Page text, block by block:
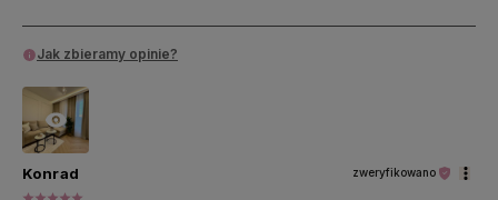
Jak zbieramy opinie?
Konrad zweryfikowano